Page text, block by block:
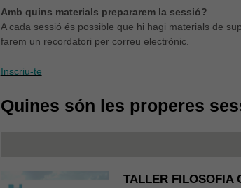
Amb quins materials prepararem la sessió?
A cada sessió és possible que hi hagi materials de
farem un recordatori per correu electrònic.
Inscriu-te
Quines són les properes
TALLER FILOSOFIA